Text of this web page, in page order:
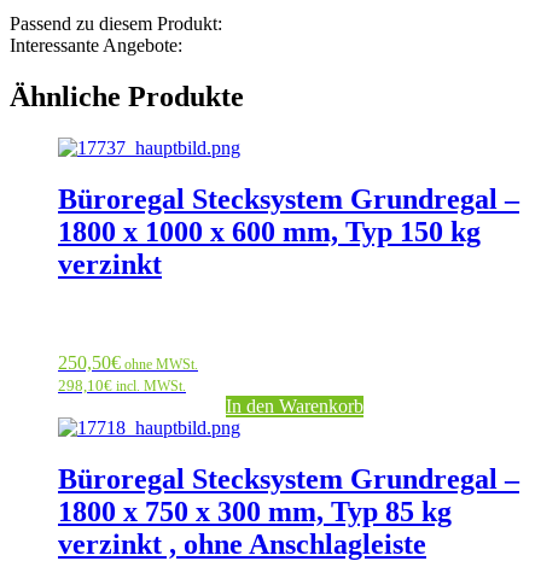
Passend zu diesem Produkt:
Interessante Angebote:
Ähnliche Produkte
Büroregal Stecksystem Grundregal –
1800 x 1000 x 600 mm, Typ 150 kg
verzinkt
250,50€ ohne MWSt.
298,10€ incl. MWSt.
In den Warenkorb
Büroregal Stecksystem Grundregal –
1800 x 750 x 300 mm, Typ 85 kg
verzinkt , ohne Anschlagleiste